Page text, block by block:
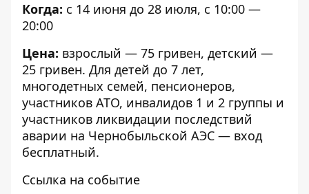
Когда: с 14 июня до 28 июля, с 10:00 —
20:00
Цена: взрослый — 75 гривен, детский —
25 гривен. Для детей до 7 лет,
многодетных семей, пенсионеров,
участников АТО, инвалидов 1 и 2 группы и
участников ликвидации последствий
аварии на Чернобыльской АЭС — вход
бесплатный.
Ссылка на событие